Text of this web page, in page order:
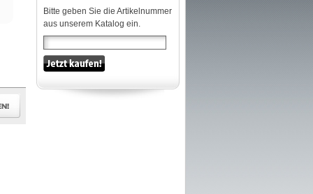
Bitte geben Sie die Artikelnummer
aus unserem Katalog ein.